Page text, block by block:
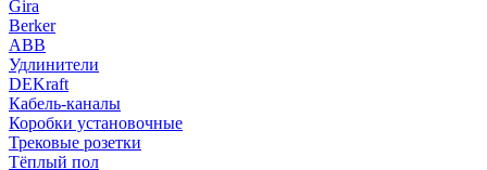
Gira
Berker
ABB
Удлинители
DEKraft
Кабель-каналы
Коробки установочные
Трековые розетки
Тёплый пол